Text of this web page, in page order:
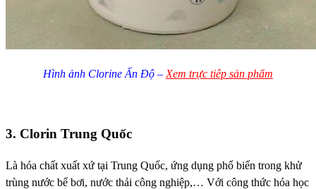
Hình ảnh Clorine Ấn Độ –Xem trực tiêp sản phẩm
3. Clorin Trung Quốc
Là hóa chất xuất xứ tại Trung Quốc, ứng dụng phổ biến trong khử
trùng nước bể bơi, nước thải công nghiệp,… Với công thức hóa học